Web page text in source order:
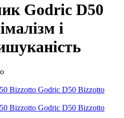
Godric D50
і